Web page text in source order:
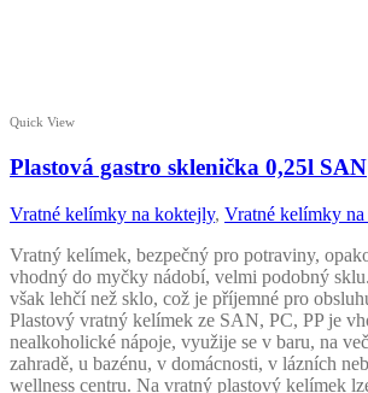
Quick View
Plastová gastro sklenička 0,25l SAN
Vratné kelímky na koktejly, Vratné kelímky na
Vratný kelímek, bezpečný pro potraviny,
vhodný do myčky nádobí, velmi podobný
však lehčí než sklo, což je příjemné pro
Plastový vratný kelímek ze SAN, PC, PP je
nealkoholické nápoje, využije se v baru, na
zahradě, u bazénu, v domácnosti, v lázních
wellness centru. Na vratný plastový kelímek